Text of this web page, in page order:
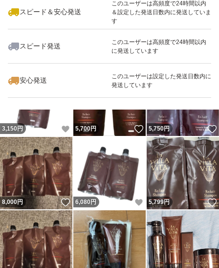
スピード＆安心発送
このユーザーは高頻度で24時間以内
＆設定した発送日数内に発送していま
す
スピード発送
このユーザーは高頻度で24時間以内
に発送しています
安心発送
このユーザーは設定した発送日数内に
発送しています
いいね！
3,000
3,150 円 いいね！
5,700円 いいね！
5,750円
8,000円 いいね！
6,080 円 いいね！
5,799円